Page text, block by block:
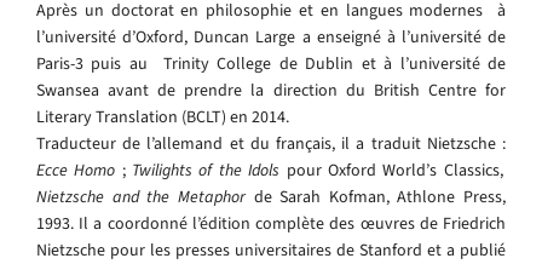
Après un doctorat en philosophie et en langues modernes à
l’université d’Oxford, Duncan Large a enseigné à l’université de
Paris-3 puis au Trinity College de Dublin et à l’université de
Swansea avant de prendre la direction du British Centre for
Literary Translation (BCLT) en 2014.
Traducteur de l’allemand et du français, il a traduit Nietzsche :
Ecce Homo ; Twilights of the Idols pour Oxford World’s Classics,
Nietzsche and the Metaphor de Sarah Kofman, Athlone Press,
1993. Il a coordonné l’édition complète des œuvres de Friedrich
Nietzsche pour les presses universitaires de Stanford et a publié